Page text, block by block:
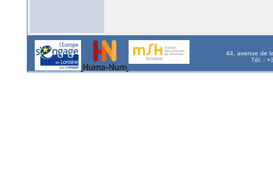
44, avenue de
Tél. :